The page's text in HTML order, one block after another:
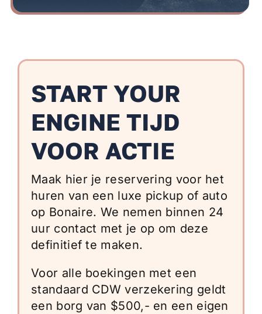
START YOUR
ENGINE TIJD
VOOR ACTIE
Maak hier je reservering voor het
huren van een luxe pickup of auto
op Bonaire. We nemen binnen 24
uur contact met je op om deze
definitief te maken.
Voor alle boekingen met een
standaard CDW verzekering geldt
een borg van $500,- en een eigen